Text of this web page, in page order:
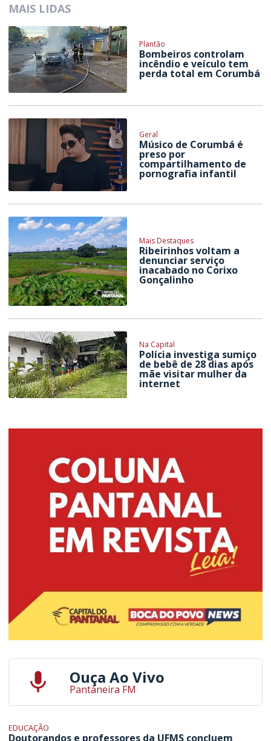
MAIS LIDAS
Plantão
Bombeiros controlam
incêndio e veículo tem
perda total em Corumbá
Geral
Músico de Corumbá é
preso por
compartilhamento de
pornografia infantil
Mais Destaques
Ribeirinhos voltam a
denunciar serviço
inacabado no Corixo
Gonçalinho
Na Capital
Polícia investiga sumiço
de bebê de 28 dias após
mãe visitar mulher da
internet
Ouça Ao Vivo
Pantaneira FM
EDUCAÇÃO
Doutorandos e professores da UFMS concluem